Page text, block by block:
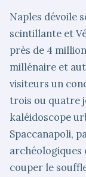
Naples dévoile
scintillante et
près de 4
millénaire et
visiteurs un
trois ou quatre
kaléidoscope
Spaccanapoli,
archéologiques
couper le